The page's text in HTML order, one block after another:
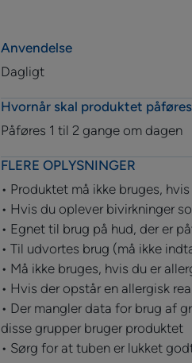
Anvendelse
Dagligt
Hvornår skal produktet
Påføres 1 til 2 gange om dagen
FLERE OPLYSNINGER
• Produktet må ikke bruges,
• Hvis du oplever bivirkninger
• Egnet til brug på hud, der er
• Til udvortes brug (må ikke
• Må ikke bruges, hvis du er
• Hvis der opstår en allergisk
• Der mangler data for brug af
disse grupper bruger produktet
• Sørg for at tuben er lukket